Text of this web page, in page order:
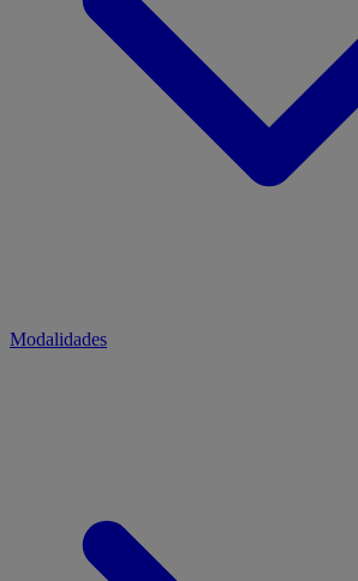
Modalidades